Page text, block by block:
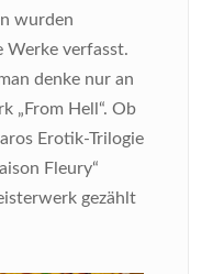
wurden
Werke verfasst.
denke nur an
„From Hell“. Ob
Erotik-Trilogie
Fleury“
gezählt